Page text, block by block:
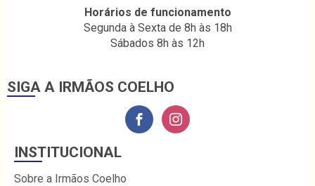
Horários de funcionamento
Segunda à Sexta de 8h às 18h
Sábados 8h às 12h
SIGA A IRMÃOS COELHO
INSTITUCIONAL
Sobre a Irmãos Coelho